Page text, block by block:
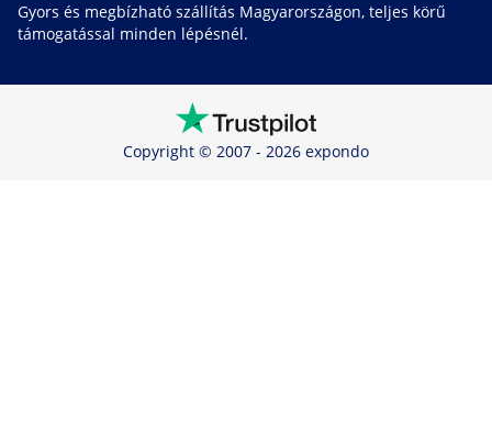
Gyors és megbízható szállítás Magyarországon, teljes körű
támogatással minden lépésnél.
Copyright © 2007 - 2026 expondo